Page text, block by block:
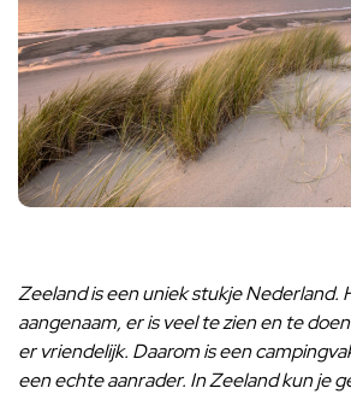
Zeeland is een uniek stukje Nederland.
aangenaam, er is veel te zien en te
er vriendelijk. Daarom is een
een echte aanrader. In Zeeland kun je